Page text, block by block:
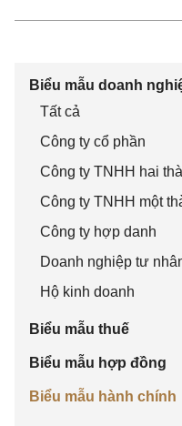
- Lý do:
Tôi đã bàn
……………………..Bộ
Các công việc được
Biểu mẫu doanh
Tất cả
Công ty cổ phần
Công ty TNHH hai
Công ty TNHH một
Công ty hợp danh
Doanh nghiệp tư
Hộ kinh doanh
Biểu mẫu thuế
Biểu mẫu hợp đồng
Biểu mẫu hành chính